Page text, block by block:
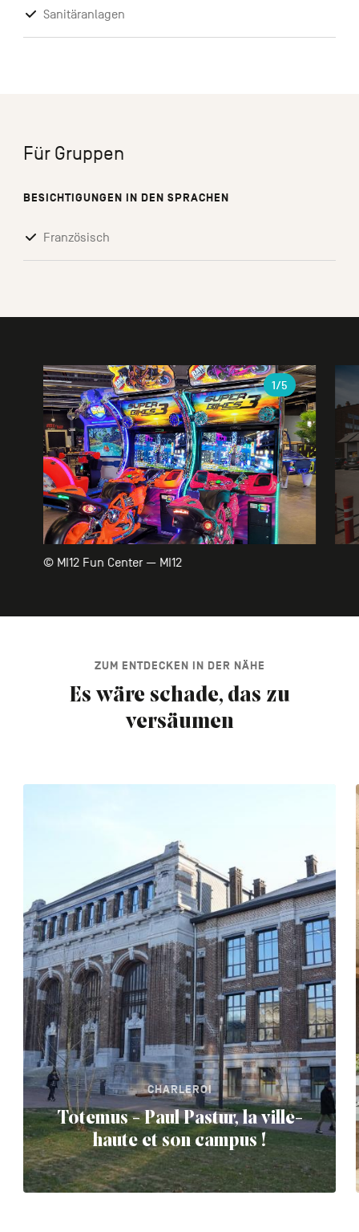
Sanitäranlagen
Für Gruppen
BESICHTIGUNGEN IN DEN SPRACHEN
Französisch
Galerie
© MI12 Fun Center — MI12
1/5
ZUM ENTDECKEN IN DER NÄHE
Es wäre schade, das zu
versäumen
CHARLEROI
Totemus - Paul Pastur, la ville-
haute et son campus !